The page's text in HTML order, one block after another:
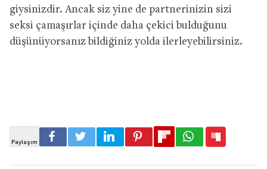
giysinizdir. Ancak siz yine de partnerinizin sizi
seksi çamaşırlar içinde daha çekici bulduğunu
düşünüyorsanız bildiğiniz yolda ilerleyebilirsiniz.